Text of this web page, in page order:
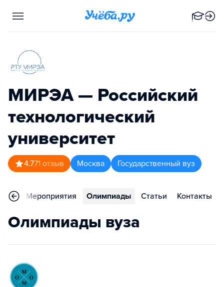
МИРЭА — Российский
технологический
университет
4.771 отзыв Москва Государственный вуз
Мероприятия Олимпиады Статьи Контакты
Олимпиады вуза